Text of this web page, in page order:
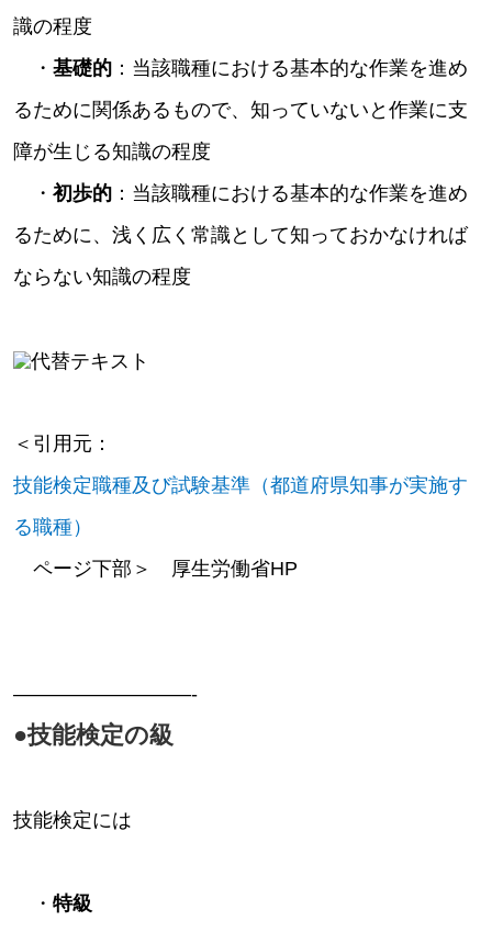
識の程度
・ 基礎的 ：当該職種における基本的な作業を進め
るために関係あるもので、知っていないと作業に支
障が生じる知識の程度
・ 初歩的 ：当該職種における基本的な作業を進め
るために、浅く広く常識として知っておかなければ
ならない知識の程度
＜引用元：
技能検定職種及び試験基準（都道府県知事が実施す
る職種）
ページ下部＞ 厚生労働省HP
—————————-
●技能検定の級
技能検定には
・ 特級